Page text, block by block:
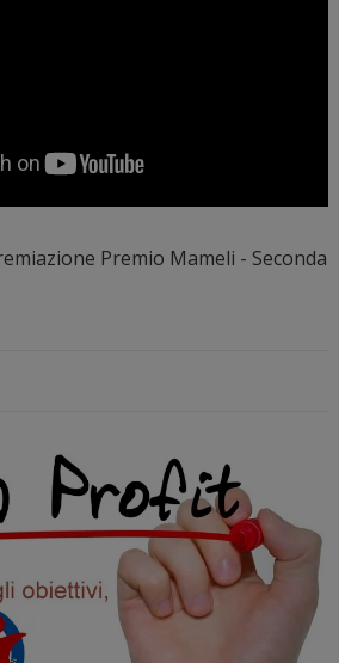
Premio Mameli - Seconda